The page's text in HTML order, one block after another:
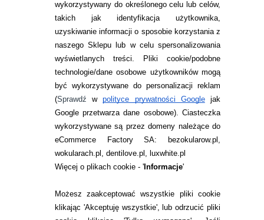
wykorzystywany do określonego celu lub celów,
takich jak identyfikacja użytkownika,
uzyskiwanie informacji o sposobie korzystania z
naszego Sklepu lub w celu spersonalizowania
wyświetlanych treści.
Pliki cookie/podobne
technologie/dane osobowe użytkowników mogą
być wykorzystywane do personalizacji reklam
(Sprawdźwpolityce prywatności Googlejak
Google przetwarza dane osobowe). Ciasteczka
wykorzystywane są przez domeny należące do
eCommerce Factory SA: bezokularow.pl,
wokularach.pl, dentilove.pl, luxwhite.pl
Więcej o plikach cookie - 'Informacje'
Możesz zaakceptować wszystkie pliki cookie
klikając 'Akceptuję wszystkie', lub odrzucić pliki
INFORMACJE KONTAKTOWE
JAK ZAMAWIAĆ?
ZWROTY I REKLAMACJA
WARUNKI ZAKUPÓW
RANKINGI SOCZEWEK
SOCZEWKI KOLOROWE
Zwrot (odstąpienie od umowy)